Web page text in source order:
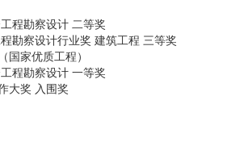
程勘察设计 二等奖
勘察设计行业奖 建筑工程 三等奖
国家优质工程）
程勘察设计 一等奖
大奖 入围奖